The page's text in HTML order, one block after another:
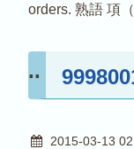
orders. 熟語 項
2015-03-13